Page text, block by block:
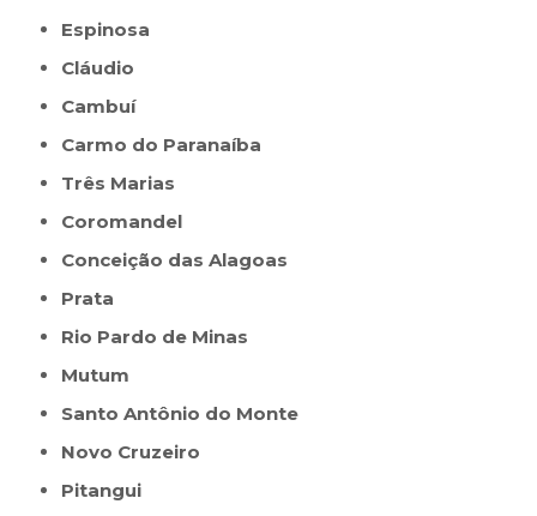
Espinosa
Cláudio
Cambuí
Carmo do Paranaíba
Três Marias
Coromandel
Conceição das Alagoas
Prata
Rio Pardo de Minas
Mutum
Santo Antônio do Monte
Novo Cruzeiro
Pitangui